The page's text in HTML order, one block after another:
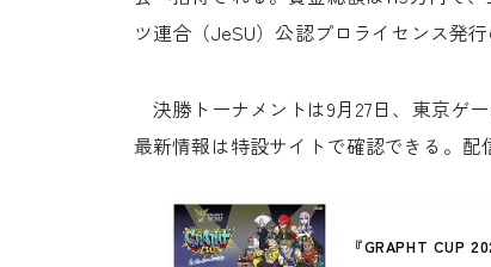
ツ連合（JeSU）公認プロライセンス発行
決勝トーナメントは9月27日、東京ゲ
最新情報は特設サイトで確認できる。配
『GRAPHT CUP